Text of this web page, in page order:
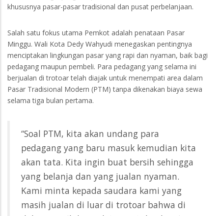
khususnya pasar-pasar tradisional dan pusat perbelanjaan.
Salah satu fokus utama Pemkot adalah penataan Pasar
Minggu. Wali Kota Dedy Wahyudi menegaskan pentingnya
menciptakan lingkungan pasar yang rapi dan nyaman, baik bagi
pedagang maupun pembeli. Para pedagang yang selama ini
berjualan di trotoar telah diajak untuk menempati area dalam
Pasar Tradisional Modern (PTM) tanpa dikenakan biaya sewa
selama tiga bulan pertama.
“Soal PTM, kita akan undang para
pedagang yang baru masuk kemudian kita
akan tata. Kita ingin buat bersih sehingga
yang belanja dan yang jualan nyaman.
Kami minta kepada saudara kami yang
masih jualan di luar di trotoar bahwa di